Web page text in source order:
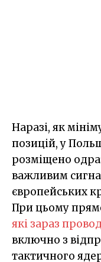
Наразі, як
позицій, у
розміщено
важливим
європейських
При цьому
які зараз
включно з
тактичного